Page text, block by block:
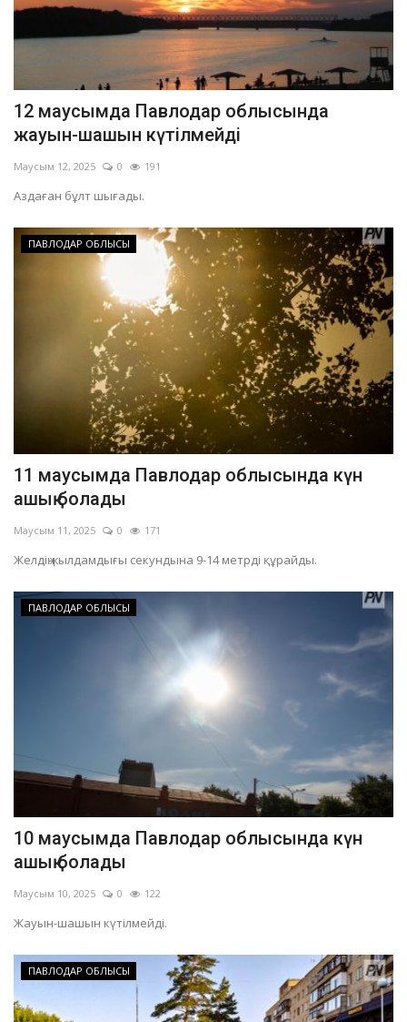
12 маусымда Павлодар облысында
жауын-шашын күтілмейді
Маусым 12, 2025 0 191
Аздаған бұлт шығады.
ПАВЛОДАР ОБЛЫСЫ
11 маусымда Павлодар облысында күн
ашық болады
Маусым 11, 2025 0 171
Желдің жылдамдығы секундына 9-14 метрді құрайды.
ПАВЛОДАР ОБЛЫСЫ
10 маусымда Павлодар облысында күн
ашық болады
Маусым 10, 2025 0 122
Жауын-шашын күтілмейді.
ПАВЛОДАР ОБЛЫСЫ